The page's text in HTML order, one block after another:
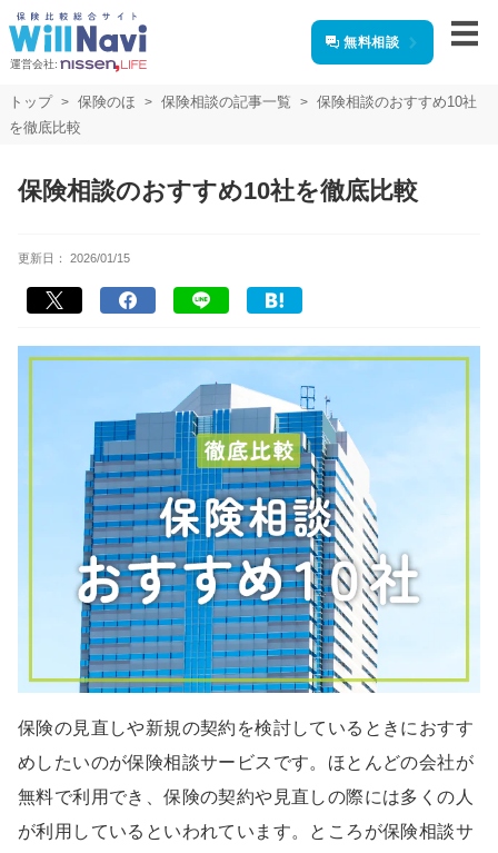
運営会社:
無料相談
トップ 保険のほ 保険相談の記事一覧
保険相談のおすすめ10社
を徹底比較
保険相談のおすすめ10社を徹底比較
更新日： 2026/01/15
保険の見直しや新規の契約を検討しているときにおすす
めしたいのが保険相談サービスです。ほとんどの会社が
無料で利用でき、保険の契約や見直しの際には多くの人
が利用しているといわれています。ところが保険相談サ